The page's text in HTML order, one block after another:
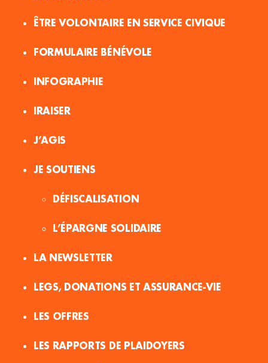
ÊTRE VOLONTAIRE EN SERVICE CIVIQUE
FORMULAIRE BÉNÉVOLE
INFOGRAPHIE
IRAISER
J’AGIS
JE SOUTIENS
DÉFISCALISATION
L’ÉPARGNE SOLIDAIRE
LA NEWSLETTER
LEGS, DONATIONS ET ASSURANCE-VIE
LES OFFRES
LES RAPPORTS DE PLAIDOYERS